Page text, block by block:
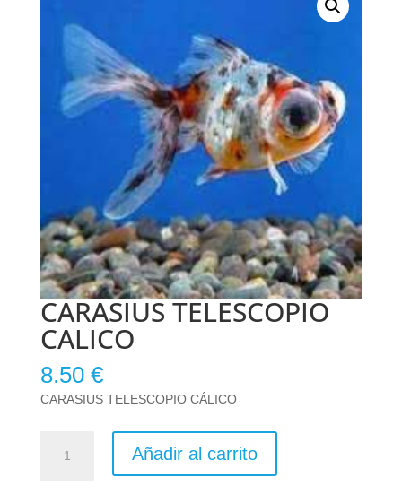
CARASIUS TELESCOPIO
CALICO
8.50 €
CARASIUS TELESCOPIO CÁLICO
TELESCOPIO
Añadir al carrito